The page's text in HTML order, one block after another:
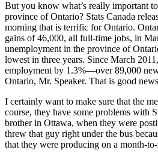
But you know what’s really important
province of Ontario? Stats Canada
morning that is terrific for Ontario.
gains of 46,000, all full-time jobs, in
unemployment in the province of
lowest in three years. Since March
employment by 1.3%—over 89,000
Ontario, Mr. Speaker. That is good
I certainly want to make sure that the
course, they have some problems with
brother in Ottawa, when they were
threw that guy right under the bus
that they were producing on a month-